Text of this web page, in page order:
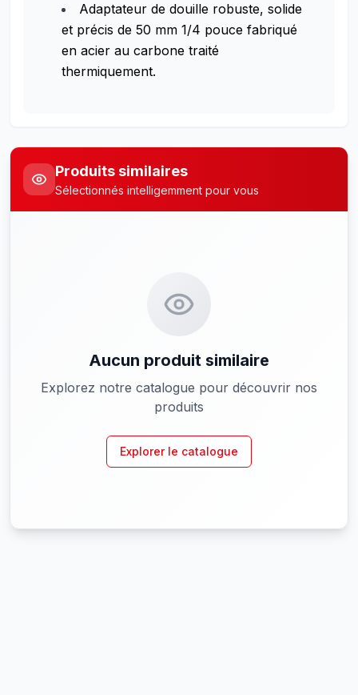
Adaptateur de douille robuste, solide
et précis de 50 mm 1/4 pouce fabriqué
en acier au carbone traité
thermiquement.
Produits similaires
Sélectionnés intelligemment pour vous
Aucun produit similaire
Explorez notre catalogue pour découvrir nos
produits
Explorer le catalogue